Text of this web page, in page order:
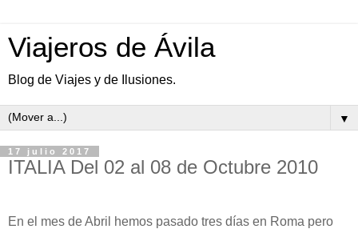
Viajeros de Ávila
Blog de Viajes y de Ilusiones.
▼
17 julio 2017
ITALIA Del 02 al 08 de Octubre 2010
En el mes de Abril hemos pasado tres días en Roma pero